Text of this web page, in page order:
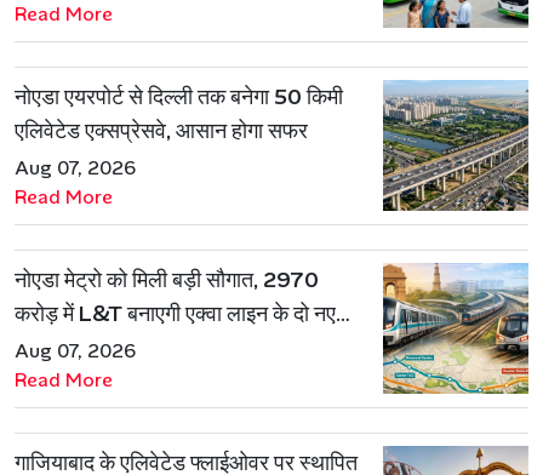
Read More
नोएडा एयरपोर्ट से दिल्ली तक बनेगा 50 किमी
एलिवेटेड एक्सप्रेसवे, आसान होगा सफर
Aug 07, 2026
Read More
नोएडा मेट्रो को मिली बड़ी सौगात, 2970
करोड़ में L&T बनाएगी एक्वा लाइन के दो नए
रूट
Aug 07, 2026
Read More
गाजियाबाद के एलिवेटेड फ्लाईओवर पर स्थापित